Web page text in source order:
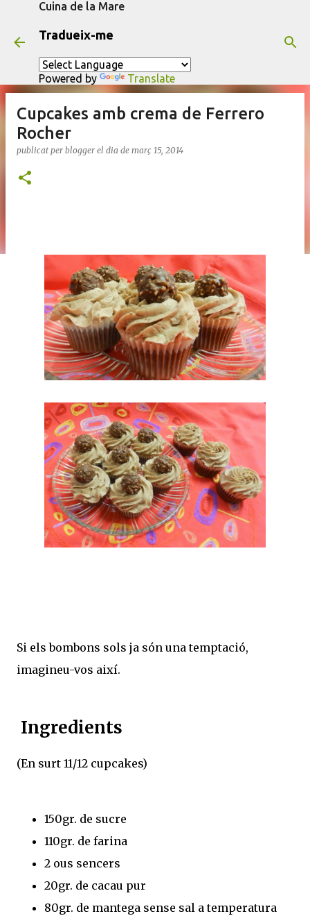
Cuina de la Mare
Tradueix-me
Powered by Translate
Cupcakes amb crema de Ferrero
Rocher
publicat per blogger el dia de març 15, 2014
Si els bombons sols ja són una temptació,
imagineu-vos així.
Ingredients
(En surt 11/12 cupcakes)
150gr. de sucre
110gr. de farina
2 ous sencers
20gr. de cacau pur
80gr. de mantega sense sal a temperatura